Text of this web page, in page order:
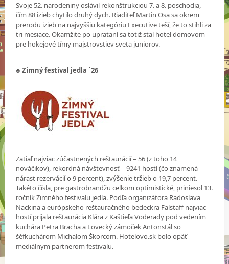
Svoje 52. narodeniny oslávil rekonštrukciou 7. a 8. poschodia,
čím 88 izieb chytilo druhý dych. Riaditeľ Martin Osa sa okrem
prerodu izieb na najvyššiu kategóriu Executive teší, že to stihli za
tri mesiace. Okamžite po uprataní sa totiž stal hotel domovom
pre hokejové tímy majstrovstiev sveta juniorov.
♣ Zimný festival jedla ´26
Zatiaľ najviac zúčastnených reštaurácií – 56 (z toho 14
nováčikov), rekordná návštevnosť – 9241 hostí (čo znamená
nárast rezervácií o 9 percent), zvýšenie tržieb o 19,7 percent.
Takéto čísla, pre gastrobrandžu celkom optimistické, priniesol 13.
ročník Zimného festivalu jedla. Podľa organizátora Radoslava
Nackina a európskeho reštauračného bedeckra Falstaff najviac
hostí prijala reštaurácia Klára z Kaštieľa Voderady pod vedením
kuchára Petra Bracha a Lovecký zámoček Antonstál so
šéfkuchárom Michalom Škorcom. Hotelovo.sk bolo opäť
mediálnym partnerom festivalu.